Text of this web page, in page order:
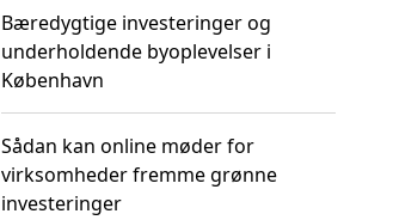
Bæredygtige investeringer og
underholdende byoplevelser i
København
Sådan kan online møder for
virksomheder fremme grønne
investeringer